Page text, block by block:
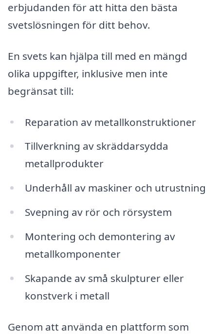
erbjudanden för att hitta den bästa
svetslösningen för ditt behov.
En svets kan hjälpa till med en mängd
olika uppgifter, inklusive men inte
begränsat till:
Reparation av metallkonstruktioner
Tillverkning av skräddarsydda
metallprodukter
Underhåll av maskiner och utrustning
Svepning av rör och rörsystem
Montering och demontering av
metallkomponenter
Skapande av små skulpturer eller
konstverk i metall
Genom att använda en plattform som